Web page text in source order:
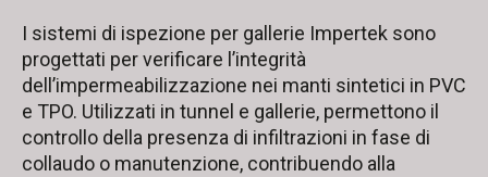
I sistemi di ispezione per gallerie Impertek sono
progettati per verificare l’integrità
dell’impermeabilizzazione nei manti sintetici in PVC
e TPO. Utilizzati in tunnel e gallerie, permettono il
controllo della presenza di infiltrazioni in fase di
collaudo o manutenzione, contribuendo alla